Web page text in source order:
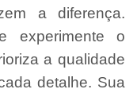
a diferença.
experimente o
a qualidade
detalhe. Sua